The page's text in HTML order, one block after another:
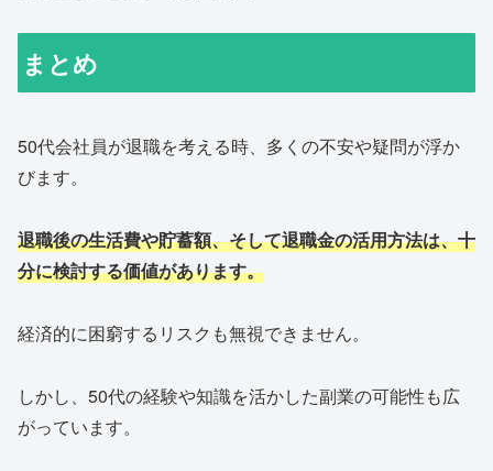
まとめ
50代会社員が退職を考える時、多くの不安や疑問が浮か
びます。
退職後の生活費や貯蓄額、そして退職金の活用方法は、十
分に検討する価値があります。
経済的に困窮するリスクも無視できません。
しかし、50代の経験や知識を活かした副業の可能性も広
がっています。